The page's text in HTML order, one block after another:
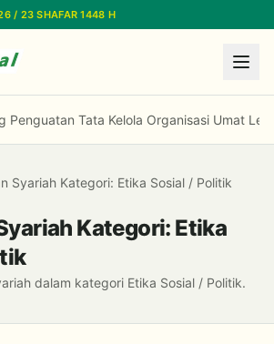
/ 23 SHAFAR 1448 H
Penguatan Tata Kelola Organisasi Umat
Syariah Kategori: Etika Sosial / Politik
Kategori: Etika
dalam kategori Etika Sosial / Politik.